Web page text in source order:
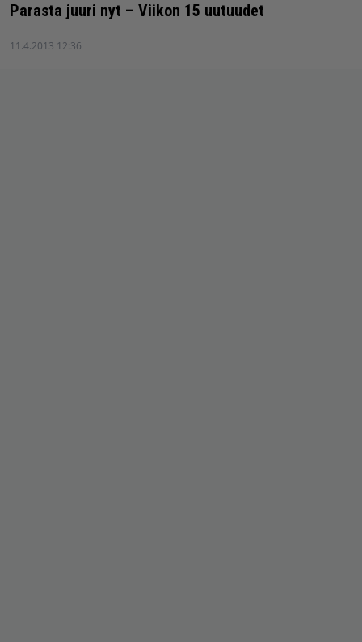
Parasta juuri nyt – Viikon 15 uutuudet
11.4.2013 12:36